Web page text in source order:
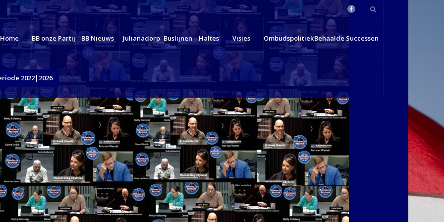
Home BB onze Partij BB Nieuws Julianadorp Buslijnen – Haltes Visies OmbudspolitiekBehaalde Successen
2022|2026